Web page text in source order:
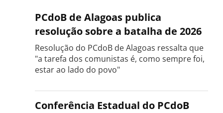
PCdoB de Alagoas publica
resolução sobre a batalha de 2026
Resolução do PCdoB de Alagoas ressalta que
"a tarefa dos comunistas é, como sempre foi,
estar ao lado do povo"
Conferência Estadual do PCdoB